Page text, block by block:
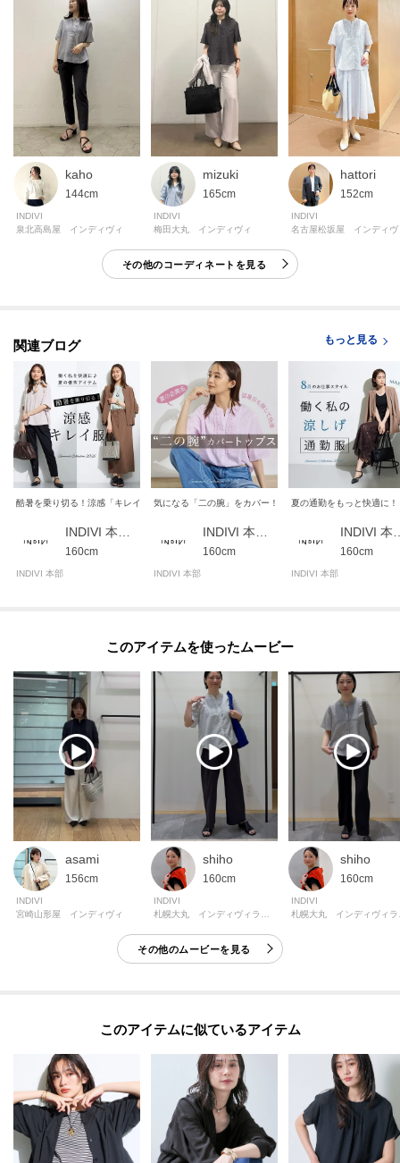
伸縮性：なし
生地の厚み：普通
裏地：なし
洗濯方法：洗濯機洗い可
モデル情報：身長167cm B79 W59 H87 着用サイズ：38（M）
kaho
144cm
INDIVI
泉北高島屋 インディヴィ
mizuki
165cm
INDIVI
梅田大丸 インディヴィ
hattori
152cm
INDIVI
名古屋松坂屋 インディヴ
その他のコーディネートを見る
関連ブログ もっと見る
酷暑を乗り切る！涼感「キレイ服」
160cm
INDIVI 本部
気になる「二の腕」をカバー！おすすめトップス集
160cm
INDIVI 本部
夏の通勤をもっと快適に
160cm
INDIVI 本部
このアイテムを使ったムービー
asami
156cm
INDIVI
宮崎山形屋 インディヴィ
shiho
160cm
INDIVI
shiho
160cm
INDIVI
その他のムービーを見る
このアイテムに似ているアイテム